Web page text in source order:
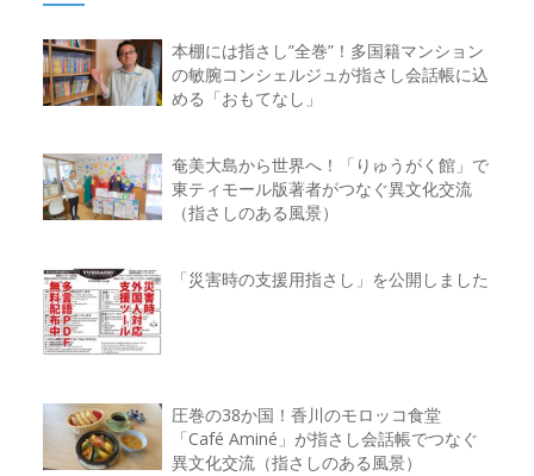
本棚には指さし”全巻”！多国籍マンション
の敏腕コンシェルジュが指さし会話帳に込
める「おもてなし」
奄美大島から世界へ！「りゅうがく館」で
東ティモール版著者がつなぐ異文化交流
（指さしのある風景）
「災害時の支援用指さし」を公開しました
圧巻の38か国！香川のモロッコ食堂
「Café Aminé」が指さし会話帳でつなぐ
異文化交流（指さしのある風景）